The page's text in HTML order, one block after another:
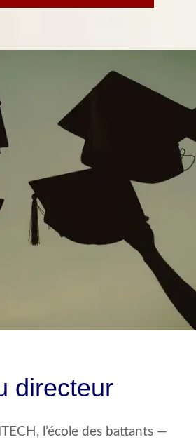
directeur
l’école des battants —